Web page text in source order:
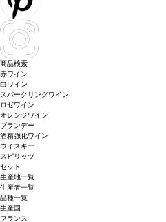
商品検索
赤ワイン
白ワイン
スパークリングワイン
ロゼワイン
オレンジワイン
ブランデー
酒精強化ワイン
ウイスキー
スピリッツ
セット
生産地一覧
生産者一覧
品種一覧
生産国
フランス